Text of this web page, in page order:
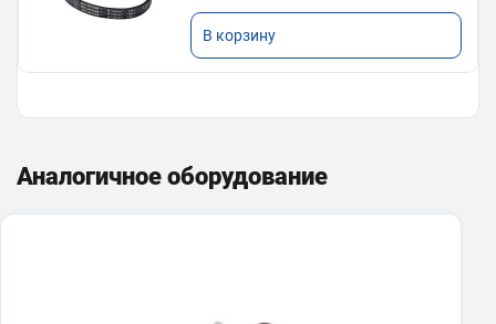
В корзину
1 630 ₽
Аналогичное оборудование